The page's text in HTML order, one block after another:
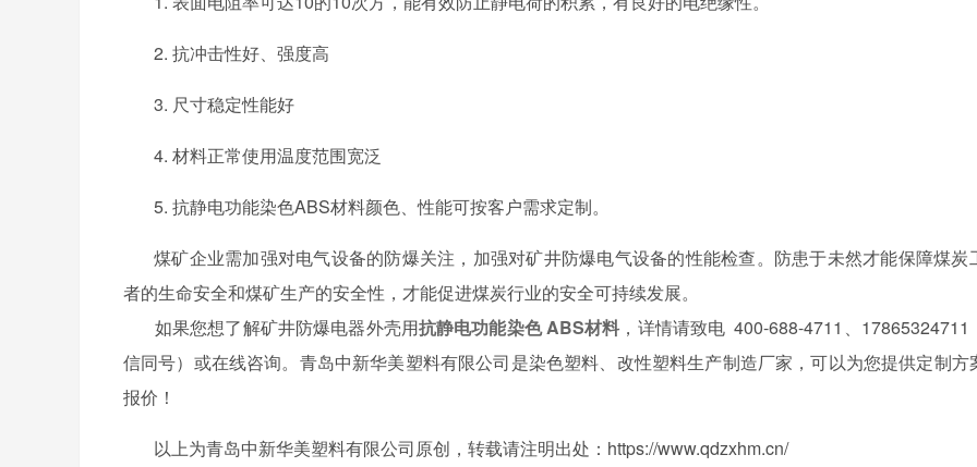
2. 抗冲击性好、强度高
3. 尺寸稳定性能好
4. 材料正常使用温度范围宽泛
5. 抗静电功能染色ABS材料颜色、性能可按客户需求定制。
煤矿企业需加强对电气设备的防爆关注，加强对矿井防爆电气设备的性能检查。防患于未然才能保障煤炭
者的生命安全和煤矿生产的安全性，才能促进煤炭行业的安全可持续发展。
如果您想了解矿井防爆电器外壳用抗静电功能染色ABS材料 ，详情请致电 400-688-4711、17865324711
信同号）或在线咨询。青岛中新华美塑料有限公司是染色塑料、改性塑料生产制造厂家，可以为您提供定制方
报价！
以上为青岛中新华美塑料有限公司原创，转载请注明出处：https://www.qdzxhm.cn/